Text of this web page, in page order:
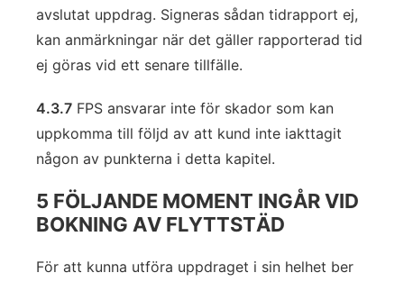
avslutat uppdrag. Signeras sådan tidrapport ej,
kan anmärkningar när det gäller rapporterad tid
ej göras vid ett senare tillfälle.
4.3.7 FPS ansvarar inte för skador som kan
uppkomma till följd av att kund inte iakttagit
någon av punkterna i detta kapitel.
5 FÖLJANDE MOMENT INGÅR VID
BOKNING AV FLYTTSTÄD
För att kunna utföra uppdraget i sin helhet ber